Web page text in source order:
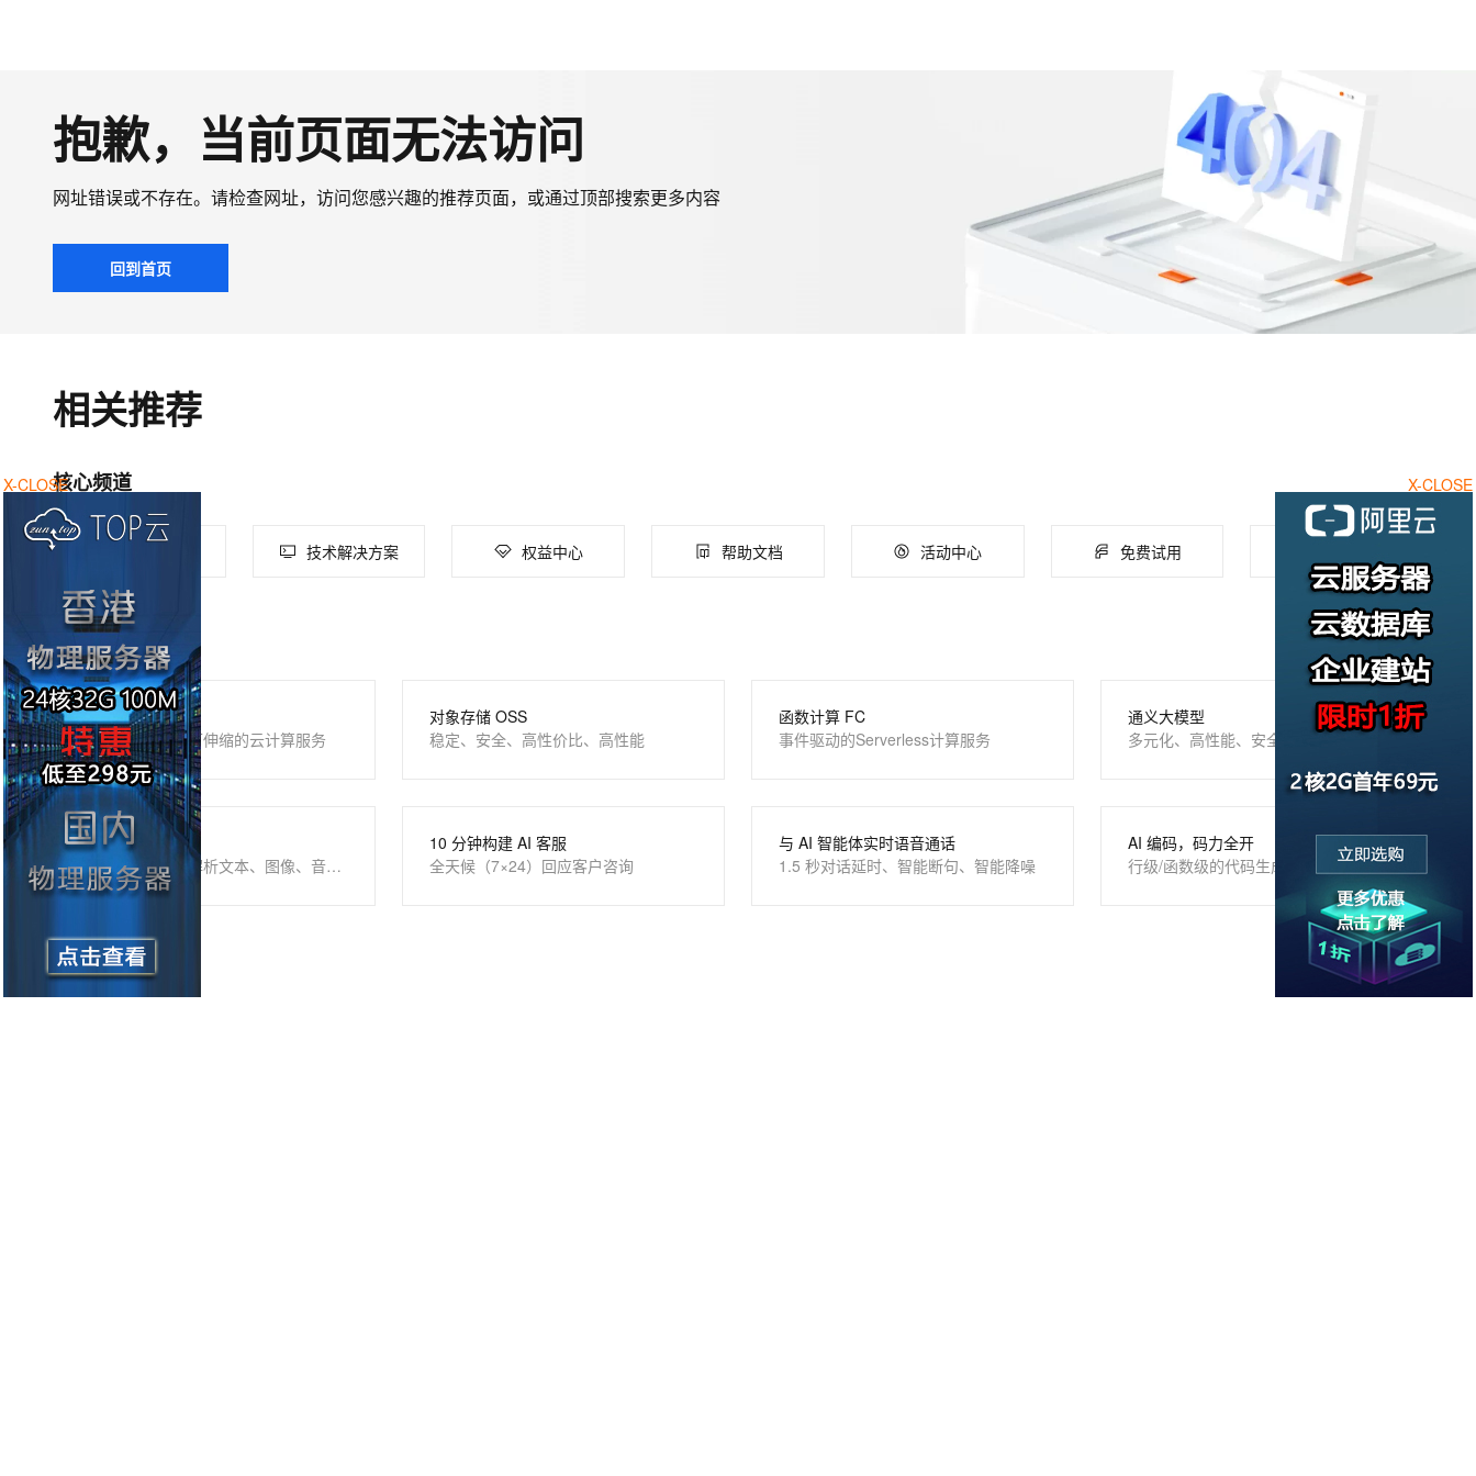
X-CLOSE
X-CLOSE
抱歉，当前页面无法访问
网址错误或不存在。请检查网址，访问您感兴趣的推荐页面，或通过顶部搜索更多内容
回到首页
相关推荐
核心频道
技术解决方案 权益中心 帮助文档 活动中心 免费试用
您可能感兴趣
云服务器 ECS
安全可靠、弹性可伸缩的云计算服务
对象存储 OSS
稳定、安全、高性价比、高性能
函数计算 FC
事件驱动的Serverless计算服务
通义大模型
多元化、高性能、安全可靠
多模态信息提取
开箱即用，识别解析文本、图像、音视频
10 分钟构建 AI 客服
全天候（7×24）回应客户咨询
与 AI 智能体实时语音通话
1.5 秒对话延时、智能断句、智能降噪
AI 编码，码力全开
行级/函数级的代码生成、补全、优化